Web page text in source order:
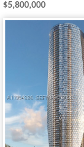
$5,800,000